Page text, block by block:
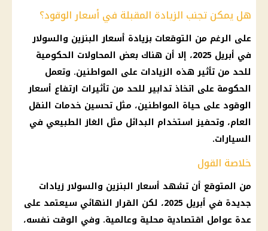
هل يمكن تجنب الزيادة المقبلة في أسعار الوقود؟
على الرغم من التوقعات بزيادة أسعار البنزين والسولار
في أبريل 2025، إلا أن هناك بعض المحاولات الحكومية
للحد من تأثير هذه الزيادات على المواطنين. وتعمل
الحكومة على اتخاذ تدابير للحد من تأثيرات ارتفاع أسعار
الوقود على حياة المواطنين، مثل تحسين خدمات النقل
العام، وتحفيز استخدام البدائل مثل الغاز الطبيعي في
السيارات.
خلاصة القول
من المتوقع أن تشهد أسعار البنزين والسولارزيادات
جديدة في أبريل 2025، لكن
القرارالنهائي سيعتمد على
عدة عوامل اقتصادية محلية وعالمية. وفي الوقت نفسه،